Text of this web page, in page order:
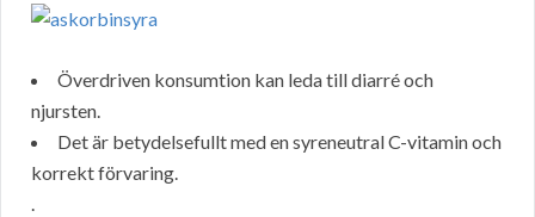
Överdriven konsumtion kan leda till diarré och
njursten.
Det är betydelsefullt med en syreneutral C-vitamin och
korrekt förvaring.
.